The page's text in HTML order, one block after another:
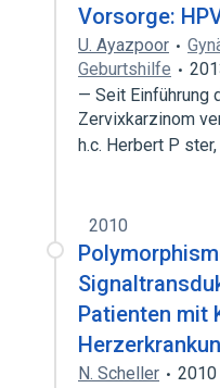
Vorsorge:
U. Ayazpoor
Geburtshilfe
— Seit Einführung
Zervixkarzinom
h.c. Herbert P
2010
Patienten mit
N. Scheller 2010